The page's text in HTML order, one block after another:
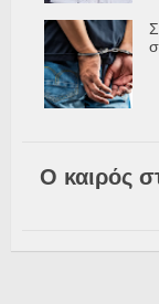
Ο καιρός